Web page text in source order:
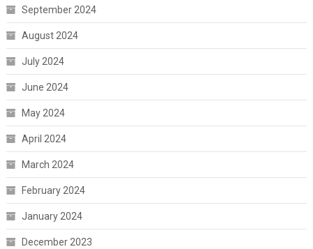
September 2024
August 2024
July 2024
June 2024
May 2024
April 2024
March 2024
February 2024
January 2024
December 2023